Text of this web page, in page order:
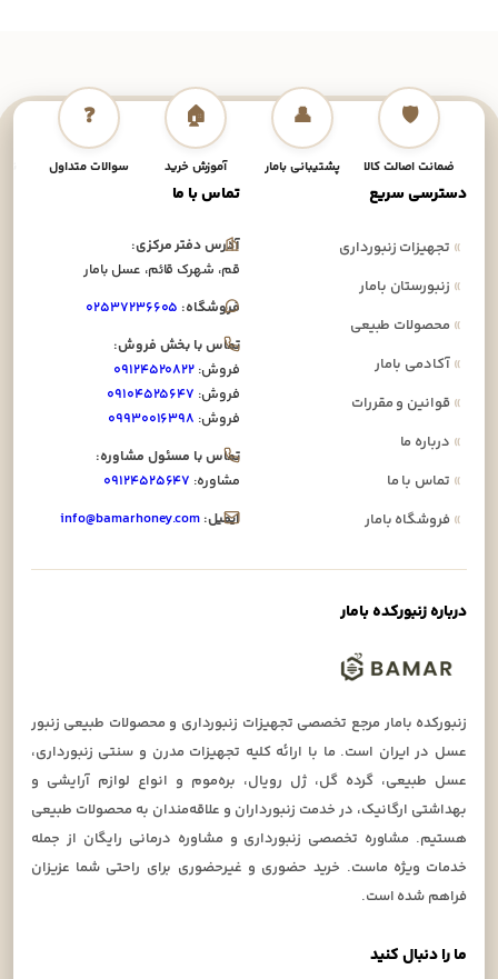
🛡️
ضمانت اصالت کالا
👤
پشتیبانی بامار
🏠
آموزش خرید
❓
سوالات متداول
ما را دنبال کنید
دسترسی سریع
»تجهیزات زنبورداری
»زنبورستان بامار
»محصولات طبیعی
»آکادمی بامار
»قوانین و مقررات
»درباره ما
»تماس با ما
»فروشگاه بامار
تماس با ما
آدرس دفتر مرکزی:
قم، شهرک قائم، عسل بامار
فروشگاه: ۰۲۵۳۷۲۳۶۶۰۵
تماس با بخش فروش:
فروش: ۰۹۱۲۴۵۲۰۸۲۲
فروش: ۰۹۱۰۴۵۲۵۶۴۷
فروش: ۰۹۹۳۰۰۱۶۳۹۸
تماس با مسئول مشاوره:
مشاوره: ۰۹۱۲۴۵۲۵۶۴۷
ایمیل: info@bamarhoney.com
درباره زنبورکده بامار
زنبورکده بامار مرجع تخصصی تجهیزات زنبورداری و محصولات طبیعی زنبور
عسل در ایران است. ما با ارائه کلیه تجهیزات مدرن و سنتی زنبورداری،
عسل طبیعی، گرده گل، ژل رویال، بره‌موم و انواع لوازم آرایشی و
بهداشتی ارگانیک، در خدمت زنبورداران و علاقه‌مندان به محصولات طبیعی
هستیم. مشاوره تخصصی زنبورداری و مشاوره درمانی رایگان از جمله
خدمات ویژه ماست. خرید حضوری و غیرحضوری برای راحتی شما عزیزان
فراهم شده است.